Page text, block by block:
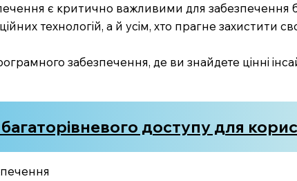
є критично важливими для забезпечення
технологій, а й усім, хто прагне захистити
забезпечення, де ви знайдете цінні
доступу для